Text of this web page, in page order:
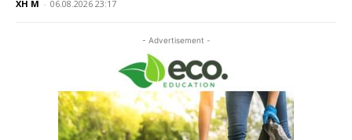
XH M - 06.08.2026 23:17
- Advertisement -